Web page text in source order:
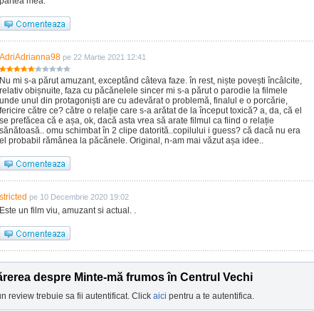
AdriAdrianna98 pe 22 Martie 2021 12:41
Nu mi s-a părut amuzant, exceptând câteva faze. în rest, niște povești încâlcite,
relativ obișnuite, faza cu păcănelele sincer mi s-a părut o parodie la filmele
unde unul din protagoniști are cu adevărat o problemă, finalul e o porcărie,
fericire către ce? către o relație care s-a arătat de la început toxică? a, da, că el
se prefăcea că e așa, ok, dacă asta vrea să arate filmul ca fiind o relație
sănătoasă.. omu schimbat în 2 clipe datorită..copilului i guess? că dacă nu era
el probabil rămânea la păcănele. Original, n-am mai văzut așa idee..
stricted pe 10 Decembrie 2020 19:02
Este un film viu, amuzant si actual. .
despre Minte-mă frumos în Centrul Vechi
review trebuie sa fii autentificat. Click aici pentru a te autentifica.